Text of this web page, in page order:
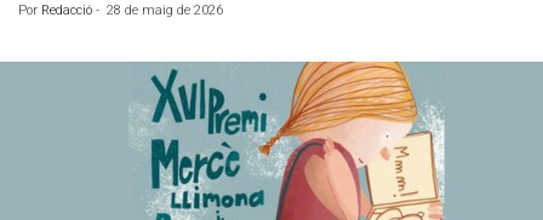
Por Redacció - 28 de maig de 2026